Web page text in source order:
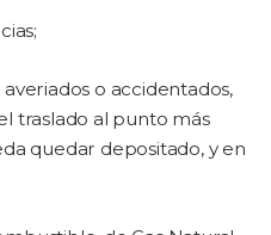
o accidentados,
traslado al punto más
quedar depositado, y en